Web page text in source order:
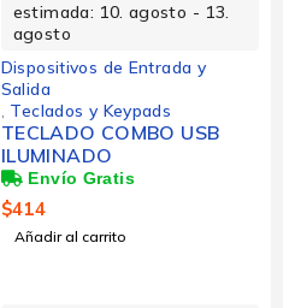
estimada: 10. agosto - 13.
agosto
Dispositivos de Entrada y
Salida
Teclados y Keypads
TECLADO COMBO USB
ILUMINADO
$414
Añadir al carrito